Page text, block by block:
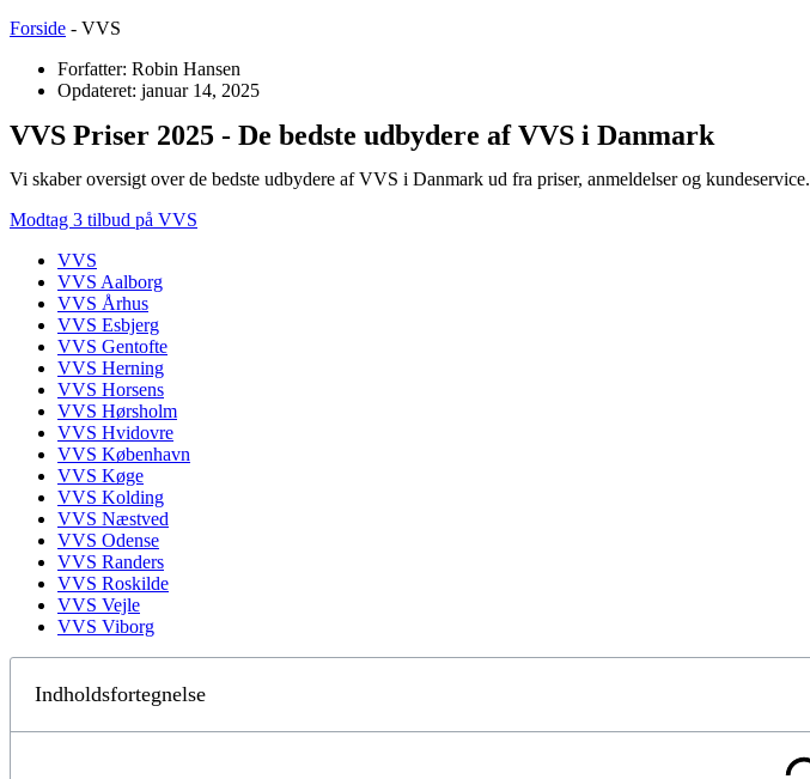
Forside - VVS
Forfatter: Robin Hansen
Opdateret: januar 14, 2025
VVS Priser 2025 - De bedste udbydere af VVS i Danmark
Vi skaber oversigt over de bedste udbydere af VVS i Danmark ud fra priser, anmeldelser og kundeservice.
Modtag 3 tilbud på VVS
VVS
VVS Aalborg
VVS Århus
VVS Esbjerg
VVS Gentofte
VVS Herning
VVS Horsens
VVS Hørsholm
VVS Hvidovre
VVS København
VVS Køge
VVS Kolding
VVS Næstved
VVS Odense
VVS Randers
VVS Roskilde
VVS Vejle
VVS Viborg
Indholdsfortegnelse